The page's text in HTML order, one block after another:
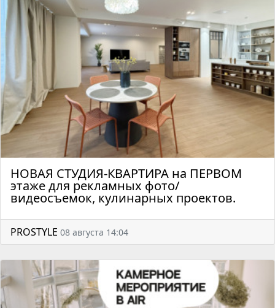
НОВАЯ СТУДИЯ-КВАРТИРА на ПЕРВОМ
этаже для рекламных фото/
видеосъемок, кулинарных проектов.
PROSTYLE 08 августа 14:04